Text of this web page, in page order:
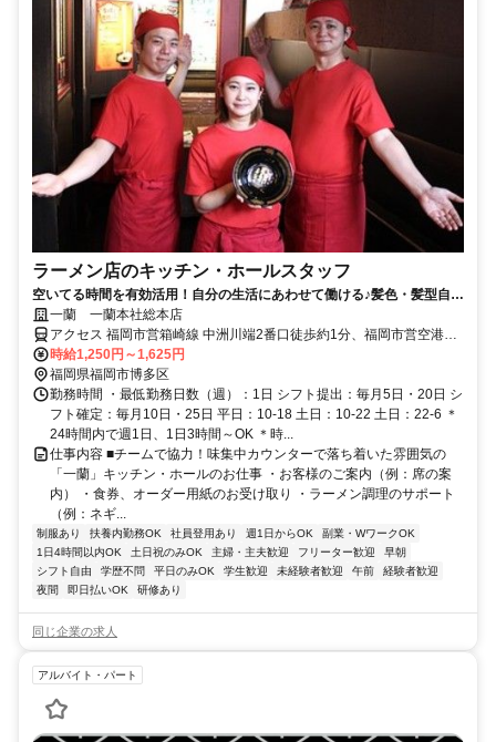
ラーメン店のキッチン・ホールスタッフ
空いてる時間を有効活用！自分の生活にあわせて働ける♪髪色・髪型自
由！履歴書不要＆オンライン面接実施中
一蘭 一蘭本社総本店
アクセス 福岡市営箱崎線 中洲川端2番口徒歩約1分、福岡市営空港線
中洲川端2番口徒歩約1分、福岡市営空港線 天神15番口徒歩約5分 西
鉄バス「東中洲」より徒歩1分 福岡都市高速道路「呉服町ランプ」よ
り車で5分
時給1,250円～1,625円
福岡県福岡市博多区
勤務時間 ・最低勤務日数（週）：1日 シフト提出：毎月5日・20日 シ
フト確定：毎月10日・25日 平日：10-18 土日：10-22 土日：22-6 ＊
24時間内で週1日、1日3時間～OK ＊時...
仕事内容 ■チームで協力！味集中カウンターで落ち着いた雰囲気の
「一蘭」キッチン・ホールのお仕事 ・お客様のご案内（例：席の案
内） ・食券、オーダー用紙のお受け取り ・ラーメン調理のサポート
（例：ネギ...
制服あり 扶養内勤務OK 社員登用あり 週1日からOK
副業・WワークOK
1日4時間以内OK
土日祝のみOK 主婦・主夫歓迎 フリーター歓迎
早朝
シフト自由
学歴不問 平日のみOK 学生歓迎 未経験者歓迎 午前
経験者歓迎
夜間
即日払いOK 研修あり
同じ企業の求人
アルバイト・パート